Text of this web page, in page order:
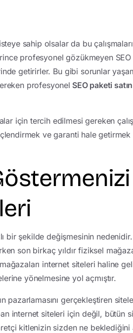
sahip olsalar da bu
profesyonel gözükmeyen SEO
getirirler. Bu gibi sorunlar
profesyonel SEO paketi
için tercih edilmesi gereken
ve garanti hale getirmek
bir şekilde değişmesinin
son birkaç yıldır fiziksel
internet siteleri haline
yönelmesine yol açmıştır.
pazarlamasını gerçekleştiren
internet siteleri için değil, bütün
kitlenizin sizden ne beklediğini